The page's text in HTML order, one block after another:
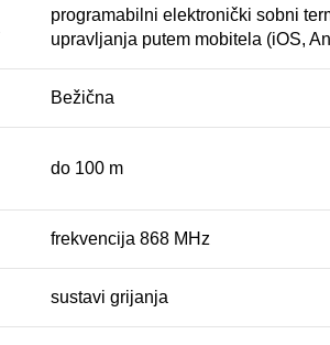
programabilni elektronički sobni
upravljanja putem mobitela (iOS,
Bežična
do 100 m
frekvencija 868 MHz
sustavi grijanja